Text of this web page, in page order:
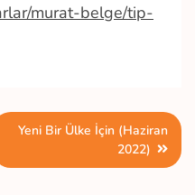
murat-belge/tip-
Yeni Bir Ülke İçin (Haziran
2022)